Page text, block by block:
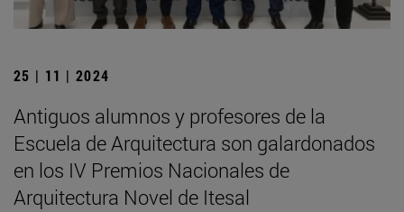
25 | 11 | 2024
Antiguos alumnos y profesores de la
Escuela de Arquitectura son galardonados
en los IV Premios Nacionales de
Arquitectura Novel de Itesal